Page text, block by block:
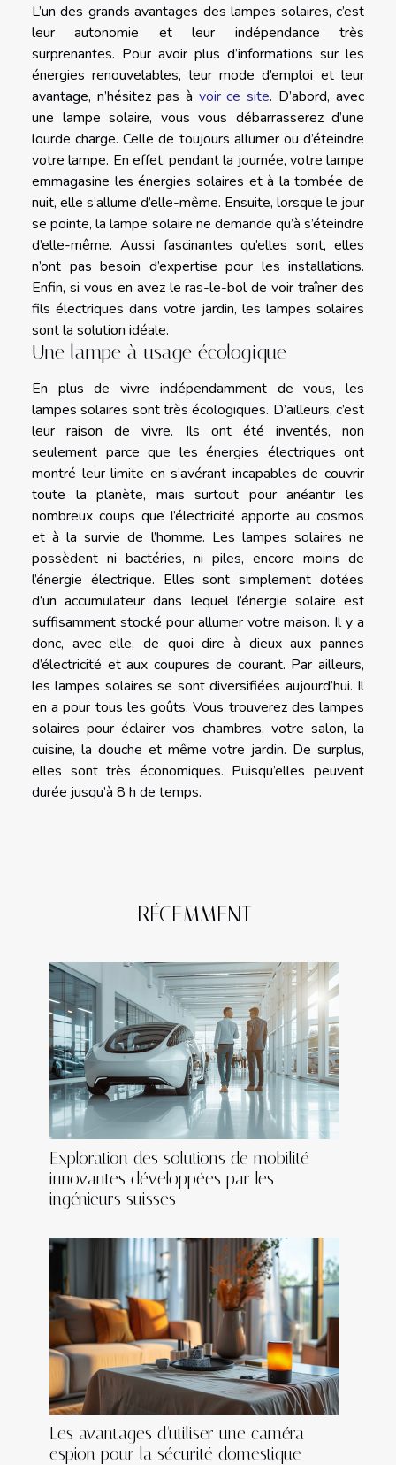
L’un des grands avantages des lampes solaires, c’est
leur autonomie et leur indépendance très
surprenantes. Pour avoir plus d’informations sur les
énergies renouvelables, leur mode d’emploi et leur
avantage, n’hésitez pas à voir ce site. D’abord, avec
une lampe solaire, vous vous débarrasserez d’une
lourde charge. Celle de toujours allumer ou d’éteindre
votre lampe. En effet, pendant la journée, votre lampe
emmagasine les énergies solaires et à la tombée de
nuit, elle s’allume d’elle-même. Ensuite, lorsque le jour
se pointe, la lampe solaire ne demande qu’à s’éteindre
d’elle-même. Aussi fascinantes qu’elles sont, elles
n’ont pas besoin d’expertise pour les installations.
Enfin, si vous en avez le ras-le-bol de voir traîner des
fils électriques dans votre jardin, les lampes solaires
sont la solution idéale.
Une lampe à usage écologique
En plus de vivre indépendamment de vous, les
lampes solaires sont très écologiques. D’ailleurs, c’est
leur raison de vivre. Ils ont été inventés, non
seulement parce que les énergies électriques ont
montré leur limite en s’avérant incapables de couvrir
toute la planète, mais surtout pour anéantir les
nombreux coups que l’électricité apporte au cosmos
et à la survie de l’homme. Les lampes solaires ne
possèdent ni bactéries, ni piles, encore moins de
l’énergie électrique. Elles sont simplement dotées
d’un accumulateur dans lequel l’énergie solaire est
suffisamment stocké pour allumer votre maison. Il y a
donc, avec elle, de quoi dire à dieux aux pannes
d’électricité et aux coupures de courant. Par ailleurs,
les lampes solaires se sont diversifiées aujourd’hui. Il
en a pour tous les goûts. Vous trouverez des lampes
solaires pour éclairer vos chambres, votre salon, la
cuisine, la douche et même votre jardin. De surplus,
elles sont très économiques. Puisqu’elles peuvent
durée jusqu’à 8 h de temps.
RÉCEMMENT
Exploration des solutions de mobilité
innovantes développées par les
ingénieurs suisses
Les avantages d'utiliser une caméra
espion pour la sécurité domestique